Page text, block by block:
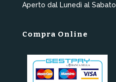
Aperto dal Lunedì al Sabato
Compra Online